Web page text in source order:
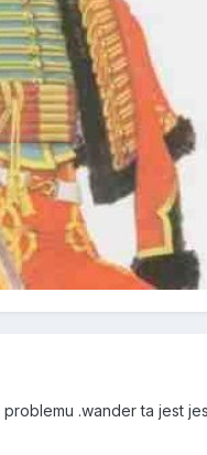
.wander ta jest